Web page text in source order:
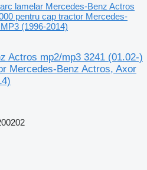
arc lamelar Mercedes-Benz Actros
pentru cap tractor Mercedes-
(1996-2014)
Actros mp2/mp3 3241 (01.02-)
Mercedes-Benz Actros, Axor